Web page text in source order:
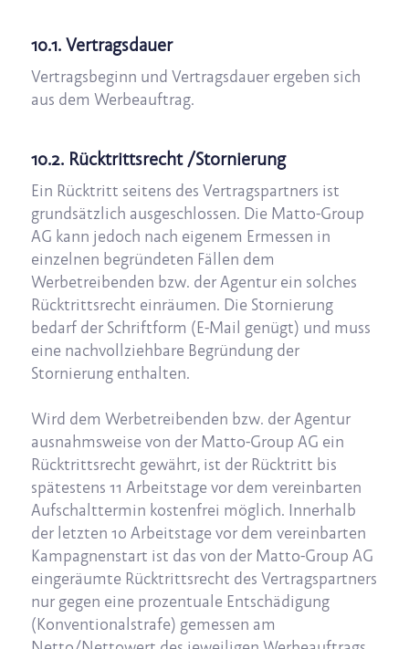
10.1. Vertragsdauer
Vertragsbeginn und Vertragsdauer ergeben sich
aus dem Werbeauftrag.
10.2. Rücktrittsrecht /Stornierung
Ein Rücktritt seitens des Vertragspartners ist
grundsätzlich ausgeschlossen. Die Matto-Group
AG kann jedoch nach eigenem Ermessen in
einzelnen begründeten Fällen dem
Werbetreibenden bzw. der Agentur ein solches
Rücktrittsrecht einräumen. Die Stornierung
bedarf der Schriftform (E-Mail genügt) und muss
eine nachvollziehbare Begründung der
Stornierung enthalten.
Wird dem Werbetreibenden bzw. der Agentur
ausnahmsweise von der Matto-Group AG ein
Rücktrittsrecht gewährt, ist der Rücktritt bis
spätestens 11 Arbeitstage vor dem vereinbarten
Aufschalttermin kostenfrei möglich. Innerhalb
der letzten 10 Arbeitstage vor dem vereinbarten
Kampagnenstart ist das von der Matto-Group AG
eingeräumte Rücktrittsrecht des Vertragspartners
nur gegen eine prozentuale Entschädigung
(Konventionalstrafe) gemessen am